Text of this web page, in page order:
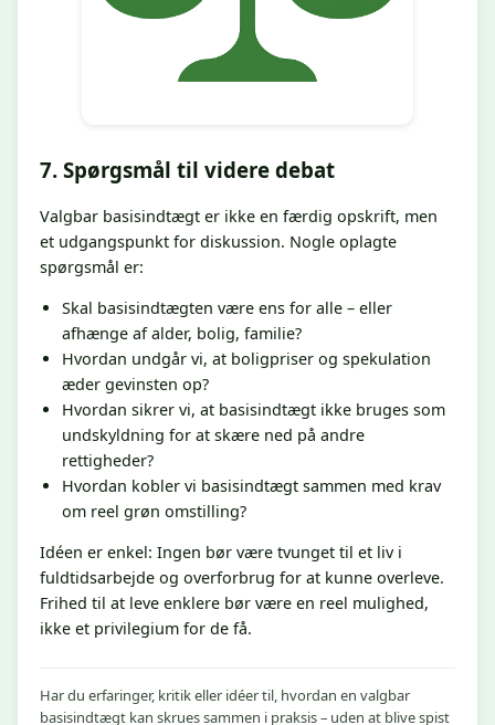
7. Spørgsmål til videre debat
Valgbar basisindtægt er ikke en færdig opskrift, men
et udgangspunkt for diskussion. Nogle oplagte
spørgsmål er:
Skal basisindtægten være ens for alle – eller
afhænge af alder, bolig, familie?
Hvordan undgår vi, at boligpriser og spekulation
æder gevinsten op?
Hvordan sikrer vi, at basisindtægt ikke bruges som
undskyldning for at skære ned på andre
rettigheder?
Hvordan kobler vi basisindtægt sammen med krav
om reel grøn omstilling?
Idéen er enkel: Ingen bør være tvunget til et liv i
fuldtidsarbejde og overforbrug for at kunne overleve.
Frihed til at leve enklere bør være en reel mulighed,
ikke et privilegium for de få.
Har du erfaringer, kritik eller idéer til, hvordan en valgbar
basisindtægt kan skrues sammen i praksis – uden at blive spist